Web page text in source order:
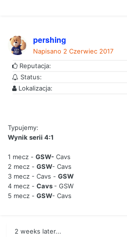
pershing
Napisano 2 Czerwiec 2017
Reputacja:
Status:
Lokalizacja:
Typujemy:
Wynik serii 4:1
1 mecz - GSW- Cavs
2 mecz - GSW- Cavs
3 mecz - Cavs - GSW
4 mecz - Cavs - GSW
5 mecz - GSW- Cavs
2 weeks later...